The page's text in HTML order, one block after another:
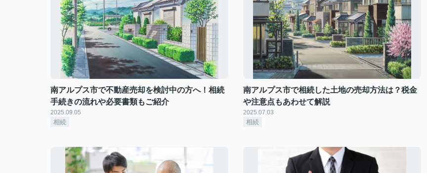
南アルプス市で不動産売却を検討中の方へ！相続
手続きの流れや必要書類もご紹介
2025.09.05
相続
南アルプス市で相続した土地の売却方法は？税金
や注意点もあわせて解説
2025.07.03
相続